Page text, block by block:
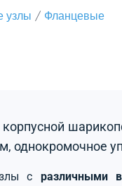
узлы Фланцевые
корпусной
однокромочное
с различными